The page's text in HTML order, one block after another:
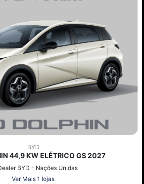
BYD
44,9 KW ELÉTRICO GS 2027
BYD - Nações Unidas
Ver Mais 1 lojas